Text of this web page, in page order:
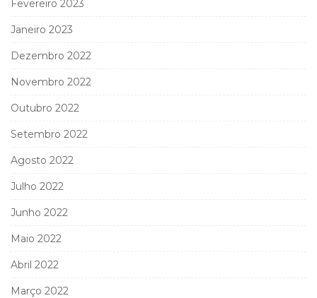
Fevereiro 2023
Janeiro 2023
Dezembro 2022
Novembro 2022
Outubro 2022
Setembro 2022
Agosto 2022
Julho 2022
Junho 2022
Maio 2022
Abril 2022
Março 2022